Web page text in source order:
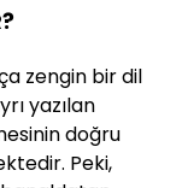
zengin bir dil
yazılan
doğru
Peki,